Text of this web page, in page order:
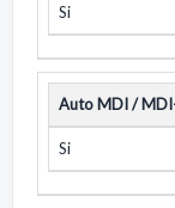
Si
Auto MDI /
Si